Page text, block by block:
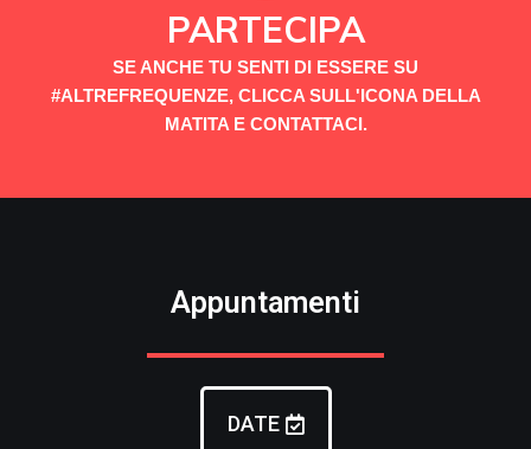
PARTECIPA
SE ANCHE TU SENTI DI ESSERE SU
#ALTREFREQUENZE, CLICCA SULL'ICONA DELLA
MATITA E CONTATTACI.
Appuntamenti
DATE